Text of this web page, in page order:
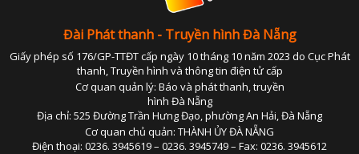
Đài Phát thanh - Truyền hình Đà Nẵng
Giấy phép số 176/GP-TTĐT cấp ngày 10 tháng 10 năm 2023 do Cục Phát
thanh, Truyền hình và thông tin điện tử cấp
Cơ quan quản lý: Báo và phát thanh, truyền
hình Đà Nẵng
Địa chỉ: 525 Đường Trần Hưng Đạo, phường An Hải, Đà Nẵng
Cơ quan chủ quản: THÀNH ỦY ĐÀ NẴNG
Điện thoại: 0236. 3945619 – 0236. 3945749 – Fax: 0236. 3945612